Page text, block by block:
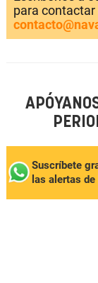
para
Suscríbete
las alertas